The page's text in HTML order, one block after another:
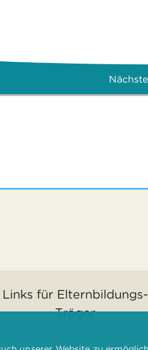
Links für Elternbildungs-
Träger